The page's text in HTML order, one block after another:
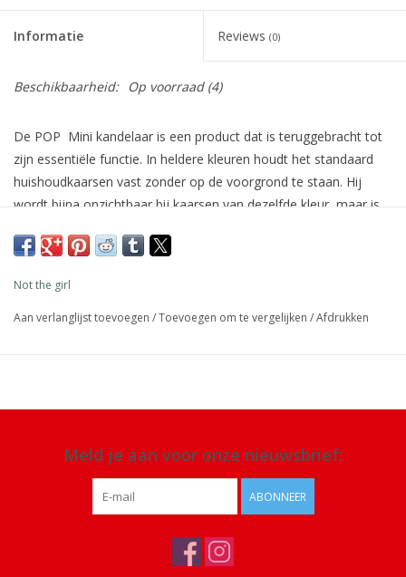
Informatie Reviews (0)
Beschikbaarheid: Op voorraad(4)
De POP Mini kandelaar is een product dat is teruggebracht tot
zijn essentiële functie. In heldere kleuren houdt het standaard
huishoudkaarsen vast zonder op de voorgrond te staan. Hij
wordt bijna onzichtbaar bij kaarsen van dezelfde kleur, maar is
kleur. Afhankelijk van waar je zin in hebt.
Afmeting: Ø onder ca. 6 cm, Ø binnen ca. 1,3 cm
Materiaal: gepoederd staal, 1,5 mm dik
Not the girl
Aan verlanglijst toevoegen /Toevoegen om te vergelijken /Afdrukken
Meld je aan voor onze nieuwsbrief:
ABONNEER